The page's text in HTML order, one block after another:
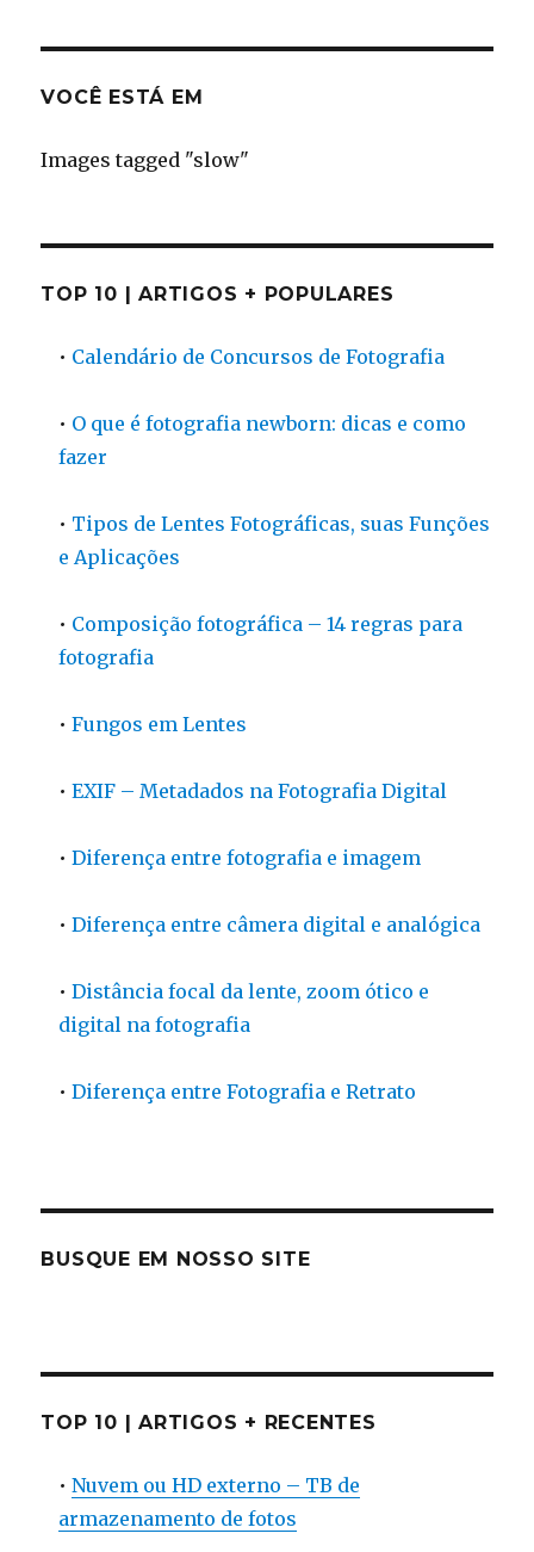
VOCÊ ESTÁ EM
Images tagged "slow"
TOP 10 | ARTIGOS + POPULARES
• Calendário de Concursos de Fotografia
• O que é fotografia newborn: dicas e como
fazer
• Tipos de Lentes Fotográficas, suas Funções
e Aplicações
• Composição fotográfica – 14 regras para
fotografia
•Fungos em Lentes
•EXIF – Metadados na Fotografia Digital
•Diferença entre fotografia e imagem
•Diferença entre câmera digital e analógica
•Distância focal da lente, zoom ótico e
digital na fotografia
•Diferença entre Fotografia e Retrato
BUSQUE EM NOSSO SITE
TOP 10 | ARTIGOS + RECENTES
•Nuvem ou HD externo – TB de
armazenamento de fotos